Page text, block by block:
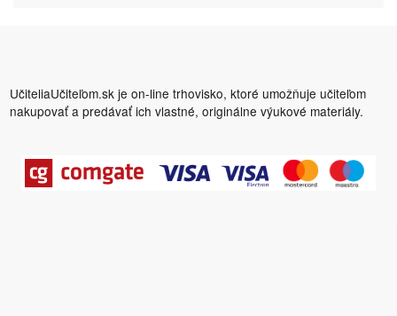
UčiteliaUčiteľom.sk je on-line trhovisko, ktoré umožňuje učiteľom
nakupovať a predávať ich vlastné, originálne výukové materiály.